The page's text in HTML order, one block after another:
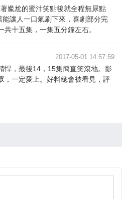
尷尬的蜜汁笑點後就全程無尿點
能讓人一口氣刷下來，喜劇部分完
十五集，一集五分鐘左右。
2017-05-01 14:57:59
悍，最後14，15集簡直笑滾地。影
，一定愛上。好料總會被看見，評